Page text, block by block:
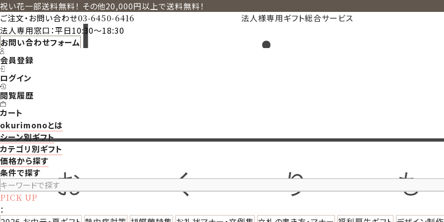
祝い花一部送料無料！ その他20,000円以上で送料無料！
法人様専用ギフト総合サービス
ご注文・お問い合わせ03-6450-6416
法人専用窓口：平日10:30～18:30
お問い合わせフォーム
会員登録
ログイン
閲覧履歴
カート
okurimonoとは
シーン別ギフト
カテゴリ別ギフト
価格から探す
条件で探す
PICK UP
：